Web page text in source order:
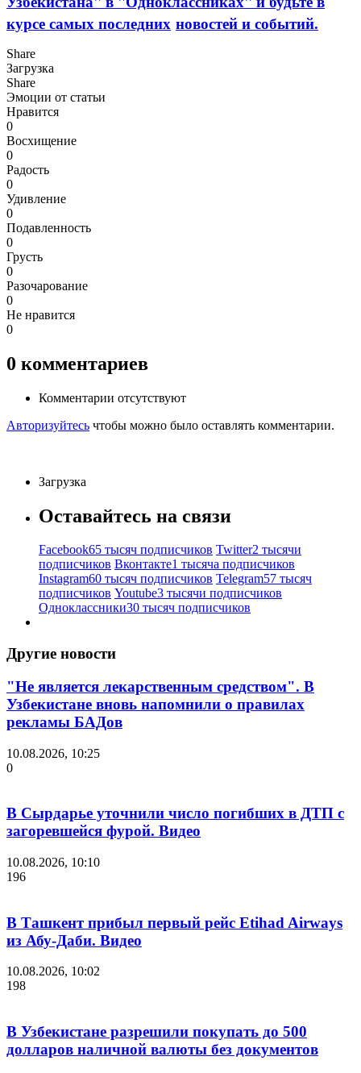
курсе самых последних новостей и событий.
Share
Загрузка
Share
Эмоции от статьи
Нравится
0
Восхищение
0
Радость
0
Удивление
0
Подавленность
0
Грусть
0
Разочарование
0
Не нравится
0
0 комментариев
Комментарии отсутствуют
Авторизуйтесь чтобы можно было оставлять комментарии.
Загрузка
Оставайтесь на связи
Facebook65 тысяч подписчиков Twitter2 тысячи
подписчиков Вконтакте1 тысяча подписчиков
Instagram60 тысяч подписчиков Telegram57 тысяч
подписчиков Youtube3 тысячи подписчиков
Одноклассники30 тысяч подписчиков
Другие новости
"Не является лекарственным средством". В
Узбекистане вновь напомнили о правилах
рекламы БАДов
10.08.2026, 10:25
0
В Сырдарье уточнили число погибших в ДТП с
загоревшейся фурой. Видео
10.08.2026, 10:10
196
В Ташкент прибыл первый рейс Etihad Airways
из Абу-Даби. Видео
10.08.2026, 10:02
198
В Узбекистане разрешили покупать до 500
долларов наличной валюты без документов